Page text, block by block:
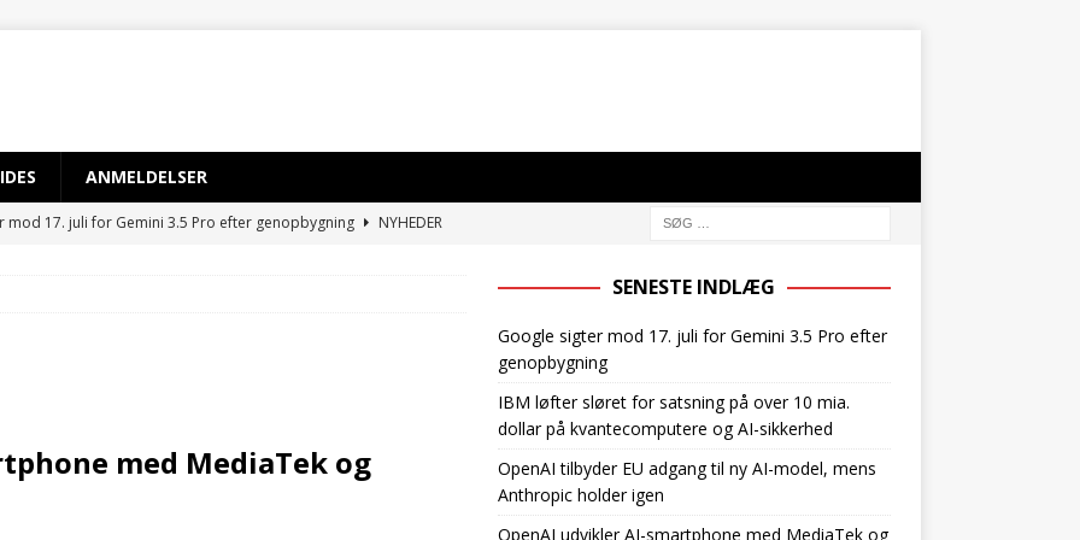
ANMELDELSER
mod 17. juli for Gemini 3.5 Pro efter genopbygning
NYHEDER
EU adgang til ny AI-model, mens Anthropic holder igen
med MediaTek og
SENESTE INDLÆG
Google sigter mod 17. juli for Gemini 3.5 Pro efter
genopbygning
IBM løfter sløret for satsning på over 10 mia.
dollar på kvantecomputere og AI-sikkerhed
OpenAI tilbyder EU adgang til ny AI-model, mens
Anthropic holder igen
OpenAI udvikler AI-smartphone med MediaTek og